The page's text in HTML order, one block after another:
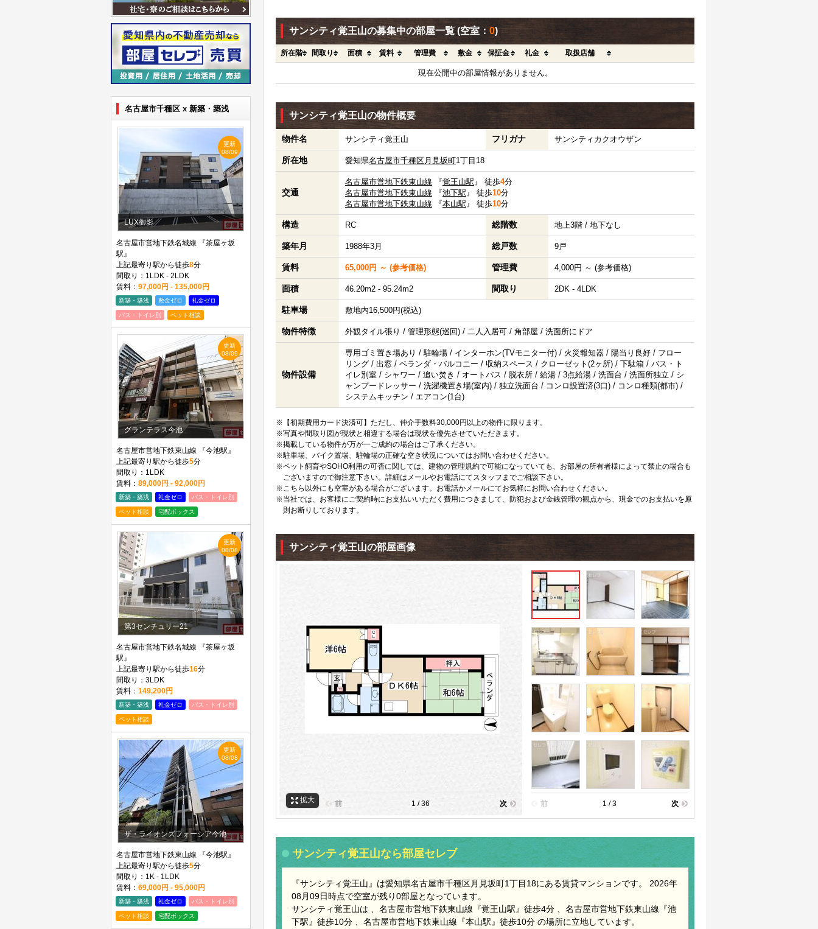
名古屋市千種区 x 新築・築浅
更新
08/09
LUX御影
名古屋市営地下鉄名城線 『茶屋ヶ坂
駅』
上記最寄り駅から徒歩8分
間取り：1LDK - 2LDK
賃料： 97,000円 - 135,000円
新築・築浅 敷金ゼロ 礼金ゼロ
バス・トイレ別 ペット相談
更新
08/09
グランテラス今池
名古屋市営地下鉄東山線 『今池駅』
上記最寄り駅から徒歩5分
間取り：1LDK
賃料： 89,000円 - 92,000円
新築・築浅 礼金ゼロ バス・トイレ別
ペット相談 宅配ボックス
更新
08/08
第3センチュリー21
名古屋市営地下鉄名城線 『茶屋ヶ坂
駅』
上記最寄り駅から徒歩16分
間取り：3LDK
賃料： 149,200円
新築・築浅 礼金ゼロ バス・トイレ別
ペット相談
更新
08/08
ザ・ライオンズフォーシア今池
名古屋市営地下鉄東山線 『今池駅』
上記最寄り駅から徒歩5分
間取り：1K - 1LDK
賃料： 69,000円 - 95,000円
新築・築浅 礼金ゼロ バス・トイレ別
ペット相談 宅配ボックス
サンシティ覚王山の募集中の部屋一覧 (空室： 0)
所在階 間取り 面積 賃料 管理費 敷金 保証金 礼金 取扱店舗
現在公開中の部屋情報がありません。
サンシティ覚王山の物件概要
物件名 サンシティ覚王山 フリガナ サンシティカクオウザン
所在地 愛知県名古屋市千種区月見坂町1丁目18
交通
名古屋市営地下鉄東山線 『覚王山駅』 徒歩4分
名古屋市営地下鉄東山線 『池下駅』 徒歩10分
名古屋市営地下鉄東山線 『本山駅』 徒歩10分
構造 RC 総階数 地上3階 / 地下なし
築年月 1988年3月 総戸数 9戸
賃料 65,000円 ～ (参考価格) 管理費 4,000円 ～ (参考価格)
面積 46.20m2 - 95.24m2 間取り 2DK - 4LDK
駐車場 敷地内16,500円(税込)
物件特徴 外観タイル張り / 管理形態(巡回) / 二人入居可 / 角部屋 / 洗面所にドア
物件設備
専用ゴミ置き場あり / 駐輪場 / インターホン(TVモニター付) / 火災報知器 / 陽当り良好 / フロー
リング / 出窓 / ベランダ・バルコニー / 収納スペース / クローゼット(2ヶ所) / 下駄箱 / バス・ト
イレ別室 / シャワー / 追い焚き / オートバス / 脱衣所 / 給湯 / 3点給湯 / 洗面台 / 洗面所独立 / シ
ャンプードレッサー / 洗濯機置き場(室内) / 独立洗面台 / コンロ設置済(3口) / コンロ種類(都市) /
システムキッチン / エアコン(1台)
※【初期費用カード決済可】ただし、仲介手数料30,000円以上の物件に限ります。
※写真や間取り図が現状と相違する場合は現状を優先させていただきます。
※掲載している物件が万が一ご成約の場合はご了承ください。
※駐車場、バイク置場、駐輪場の正確な空き状況についてはお問い合わせください。
※ペット飼育やSOHO利用の可否に関しては、建物の管理規約で可能になっていても、お部屋の所有者様によって禁止の場合も
ございますので御注意下さい。詳細はメールやお電話にてスタッフまでご相談下さい。
※こちら以外にも空室がある場合がございます。お電話かメールにてお気軽にお問い合わせください。
※当社では、お客様にご契約時にお支払いいただく費用につきまして、防犯および金銭管理の観点から、現金でのお支払いを原
則お断りしております。
サンシティ覚王山の部屋画像
拡大 前 1 / 36 次 前 1 / 3 次
サンシティ覚王山なら部屋セレブ
『サンシティ覚王山』は愛知県名古屋市千種区月見坂町1丁目18にある賃貸マンションです。 2026年
08月09日時点で空室が残り0部屋となっています。
サンシティ覚王山は 、名古屋市営地下鉄東山線『覚王山駅』徒歩4分 、名古屋市営地下鉄東山線『池
下駅』徒歩10分 、名古屋市営地下鉄東山線『本山駅』徒歩10分 の場所に立地しています。